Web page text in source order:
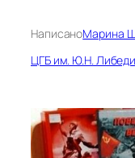
НаписаноМарина
ЦГБ им. Ю.Н.